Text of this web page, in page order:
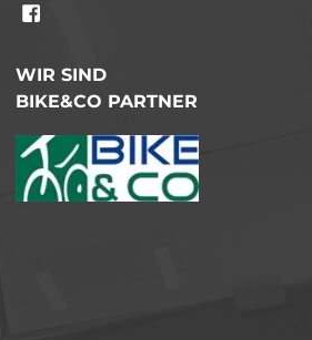
WIR SIND
BIKE&CO PARTNER